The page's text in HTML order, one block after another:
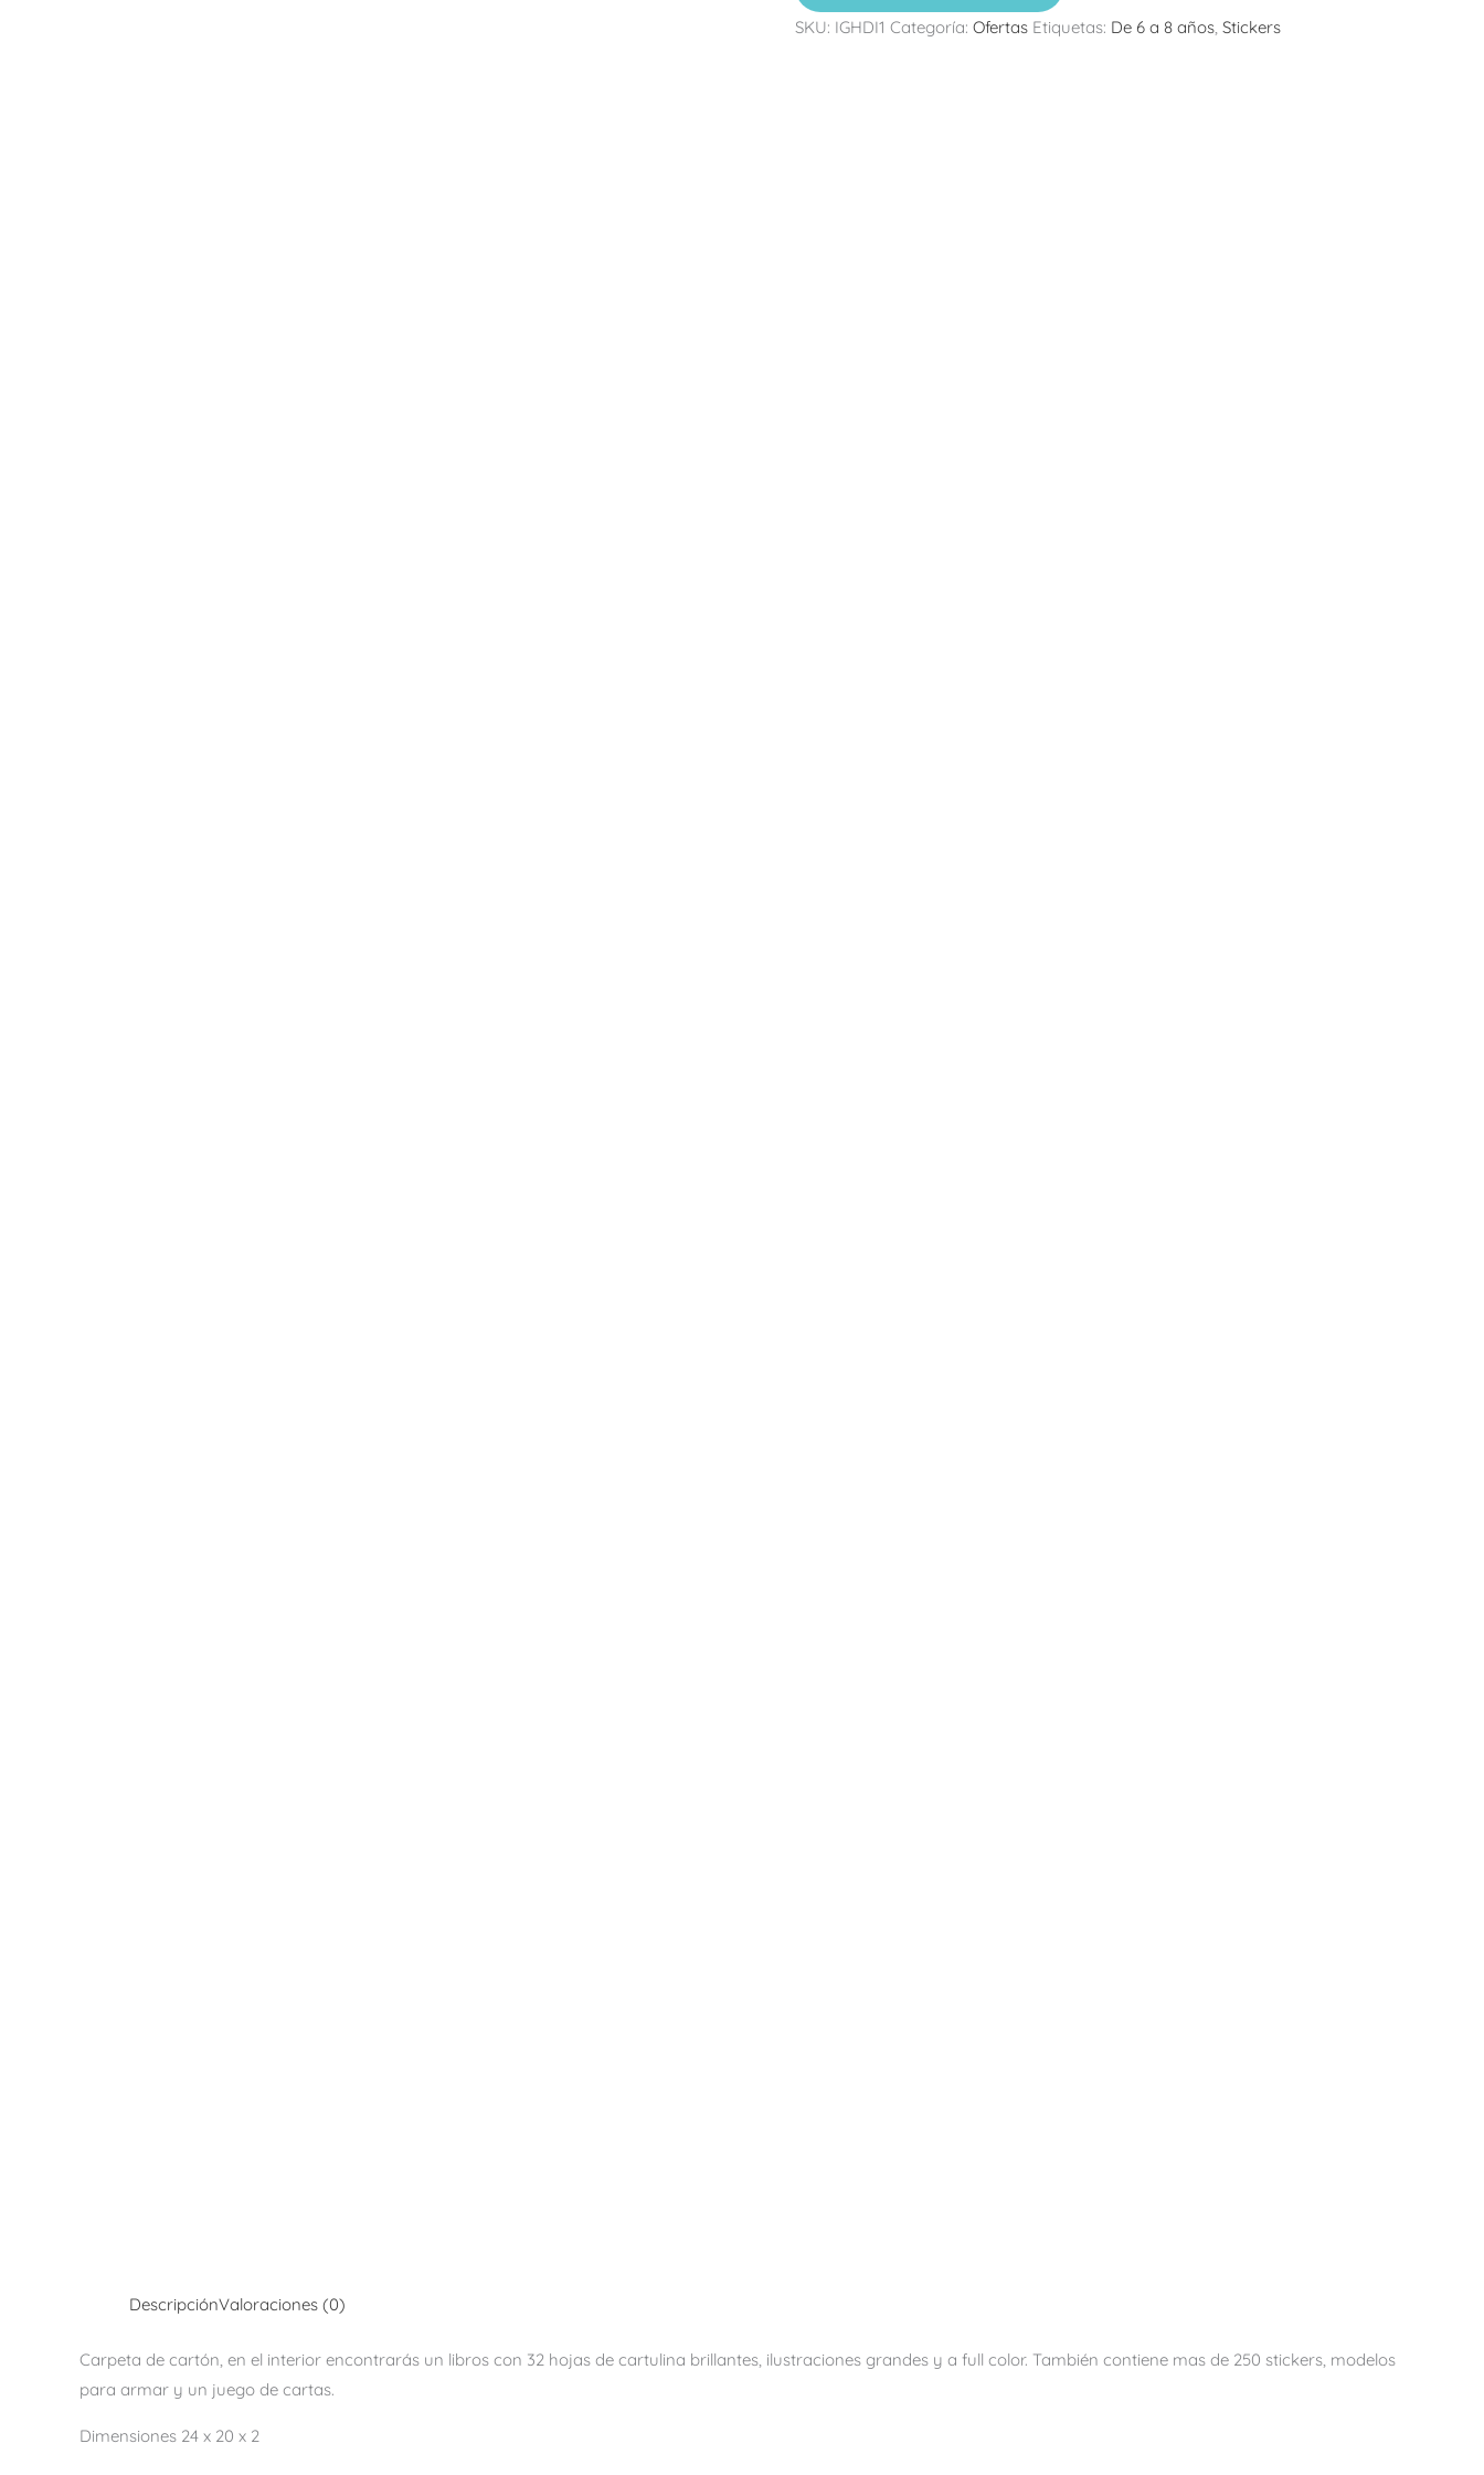
SKU: IGHDI1 Categoría: Ofertas Etiquetas: De 6 a 8 años Stickers
DescripciónValoraciones (0)
Carpeta de cartón, en el interior encontrarás un libros con 32 hojas de cartulina brillantes, ilustraciones grandes y a full color. También contiene mas de 250 stickers, modelos
para armar y un juego de cartas.
Dimensiones 24 x 20 x 2